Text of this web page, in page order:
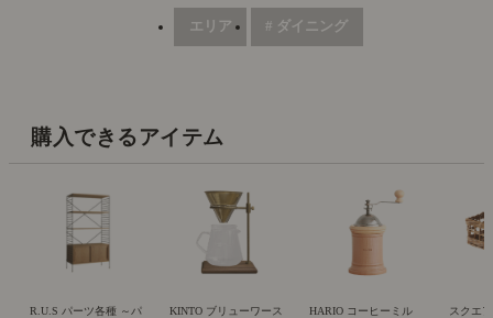
エリア # ダイニング
購入できるアイテム
R.U.S パーツ各種 ～パ
KINTO ブリューワース
HARIO コーヒーミル
スクエ